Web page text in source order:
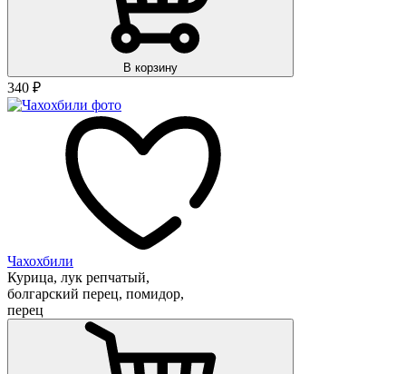
В корзину
340 ₽
Чахохбили
Курица, лук репчатый,
болгарский перец, помидор,
перец